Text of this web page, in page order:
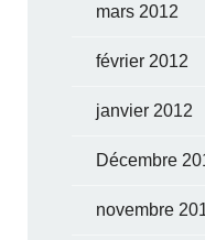
mars 2012
février 2012
janvier 2012
Décembre
novembre